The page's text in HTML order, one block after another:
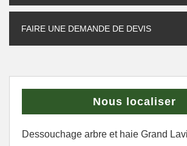
FAIRE UNE DEMANDE DE DEVIS
Nous localiser
Dessouchage arbre et haie Grand